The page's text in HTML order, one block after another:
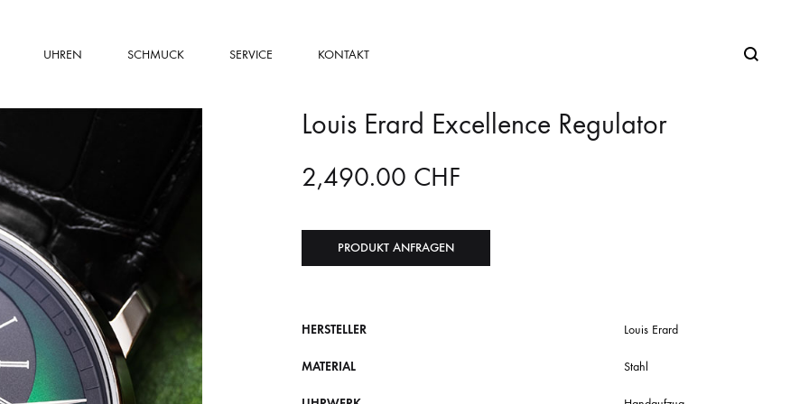
UHREN SCHMUCK SERVICE KONTAKT
Louis Erard Excellence Regulator
2,490.00 CHF
PRODUKT ANFRAGEN
HERSTELLER Louis Erard
MATERIAL Stahl